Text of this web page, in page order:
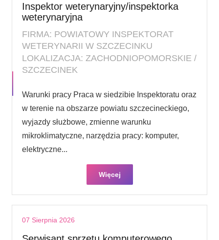
Inspektor weterynaryjny/inspektorka
weterynaryjna
FIRMA: POWIATOWY INSPEKTORAT
WETERYNARII W SZCZECINKU
LOKALIZACJA: ZACHODNIOPOMORSKIE /
SZCZECINEK
Warunki pracy Praca w siedzibie Inspektoratu oraz
w terenie na obszarze powiatu szczecineckiego,
wyjazdy służbowe, zmienne warunku
mikroklimatyczne, narzędzia pracy: komputer,
elektryczne...
Więcej
07 Sierpnia 2026